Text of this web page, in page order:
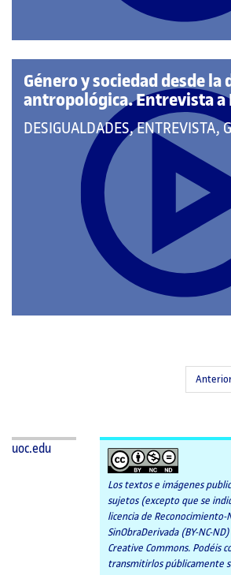
Género y sociedad desde la
antropológica. Entrevista a
QUE
PERTENECE
CATEGORÍAS:
DESIGUALDADES, ENTREVISTA,
uoc.edu
Los textos e imágenes
sujetos (excepto que se
licencia de Reconocimiento-
SinObraDerivada (BY-NC-
Creative Commons. Podéis
transmitirlos públicamente